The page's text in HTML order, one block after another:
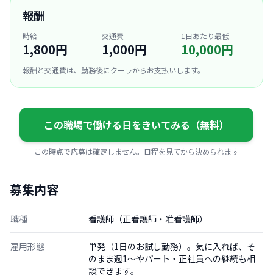
報酬
時給
1,800円
交通費
1,000円
1日あたり最低
10,000円
報酬と交通費は、勤務後にクーラからお支払いします。
この職場で働ける日をきいてみる（無料）
この時点で応募は確定しません。日程を見てから決められます
募集内容
職種 看護師（正看護師・准看護師）
雇用形態
単発（1日のお試し勤務）。気に入れば、そ
のまま週1〜やパート・正社員への継続も相
談できます。